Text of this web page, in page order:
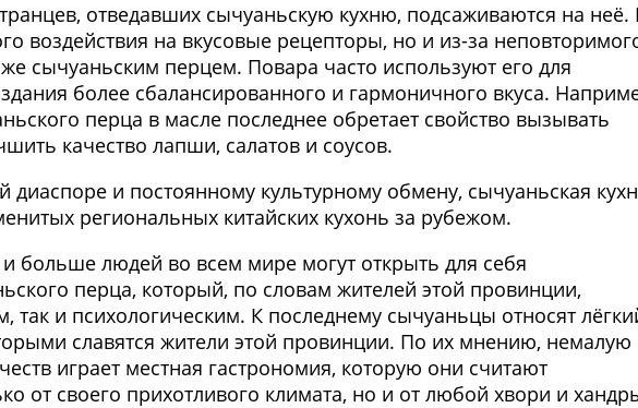
отведавших сычуаньскую кухню, подсаживаются на неё.
воздействия на вкусовые рецепторы, но и из-за
сычуаньским перцем. Повара часто используют его для
более сбалансированного и гармоничного вкуса.
перца в масле последнее обретает свойство вызывать
качество лапши, салатов и соусов.
диаспоре и постоянному культурному обмену, сычуаньская
региональных китайских кухонь за рубежом.
больше людей во всем мире могут открыть для себя
перца, который, по словам жителей этой провинции,
так и психологическим. К последнему сычуаньцы относят
славятся жители этой провинции. По их мнению, немалую
играет местная гастрономия, которую они считают
от своего прихотливого климата, но и от любой хвори и